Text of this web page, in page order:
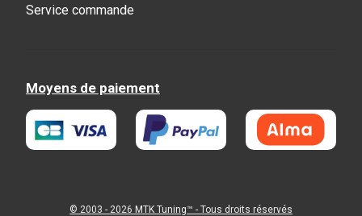
Service commande
Moyens de paiement
© 2003 - 2026 MTK Tuning™ - Tous droits réservés